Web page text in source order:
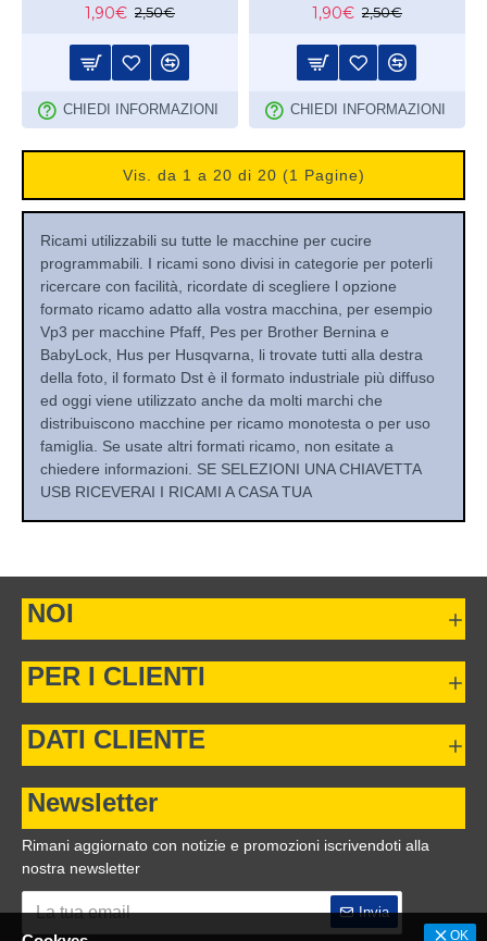
Ricami utilizzabili su tutte le macchine per cucire
programmabili. I ricami sono divisi in categorie per poterli
ricercare con facilità, ricordate di scegliere l opzione
formato ricamo adatto alla vostra macchina, per esempio
Vp3 per macchine Pfaff, Pes per Brother Bernina e
BabyLock, Hus per Husqvarna, li trovate tutti alla destra
della foto, il formato Dst è il formato industriale più diffuso
ed oggi viene utilizzato anche da molti marchi che
distribuiscono macchine per ricamo monotesta o per uso
famiglia. Se usate altri formati ricamo, non esitate a
chiedere informazioni. SE SELEZIONI UNA CHIAVETTA
USB RICEVERAI I RICAMI A CASA TUA
1,90€ 2,50€
CHIEDI INFORMAZIONI
1,90€ 2,50€
CHIEDI INFORMAZIONI
Vis. da 1 a 20 di 20 (1 Pagine)
NOI
PER I CLIENTI
DATI CLIENTE
Newsletter
Rimani aggiornato con notizie e promozioni iscrivendoti alla
nostra newsletter
Invia
OK